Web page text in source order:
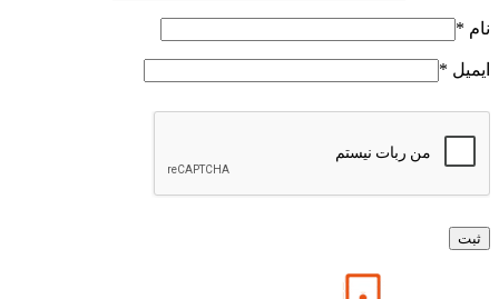
نام *
ایمیل *